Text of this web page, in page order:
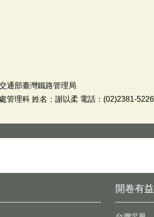
通部臺灣鐵路管理局
管理科 姓名：謝以柔 電話：(02)2381-
開卷有益